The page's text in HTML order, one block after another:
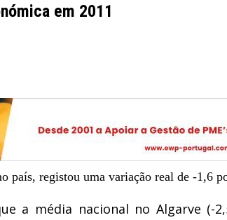
em 2011
país, registou uma variação real de -1,6
a média nacional no Algarve (-